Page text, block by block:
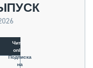
Читать
online
Подписка
на